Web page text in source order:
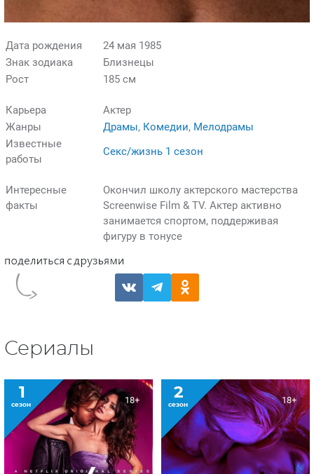
Дата рождения
24 мая 1985
Знак зодиака
Близнецы
Рост
185 см
Карьера
Актер
Жанры
Драмы, Комедии, Мелодрамы
Известные
работы
Секс/жизнь 1 сезон
Интересные
факты
Окончил школу актерского мастерства
Screenwise Film & TV. Актер активно
занимается спортом, поддерживая
фигуру в тонусе
Сериалы
1
сезон 18+ 2
сезон 18+